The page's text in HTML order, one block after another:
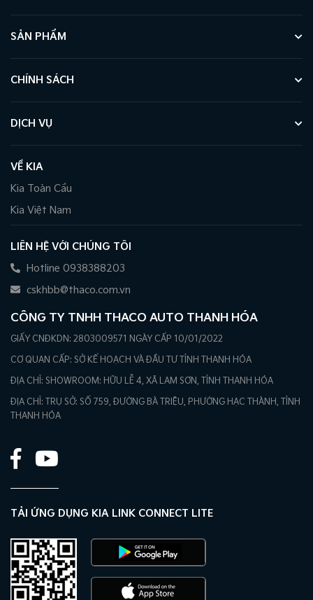
SẢN PHẨM
CHÍNH SÁCH
DỊCH VỤ
VỀ KIA
Kia Toàn Cầu
Kia Việt Nam
LIÊN HỆ VỚI CHÚNG TÔI
Hotline 0938388203
cskhbb@thaco.com.vn
CÔNG TY TNHH THACO AUTO THANH HÓA
GIẤY CNĐKDN: 2803009571 NGÀY CẤP 10/01/2022
CƠ QUAN CẤP: SỞ KẾ HOẠCH VÀ ĐẦU TƯ TỈNH THANH HÓA
ĐỊA CHỈ: SHOWROOM: HỮU LỄ 4, XÃ LAM SƠN, TỈNH THANH HÓA
ĐỊA CHỈ: TRỤ SỞ: SỐ 759, ĐƯỜNG BÀ TRIỆU, PHƯỜNG HẠC THÀNH, TỈNH
THANH HÓA
TẢI ỨNG DỤNG KIA LINK CONNECT LITE